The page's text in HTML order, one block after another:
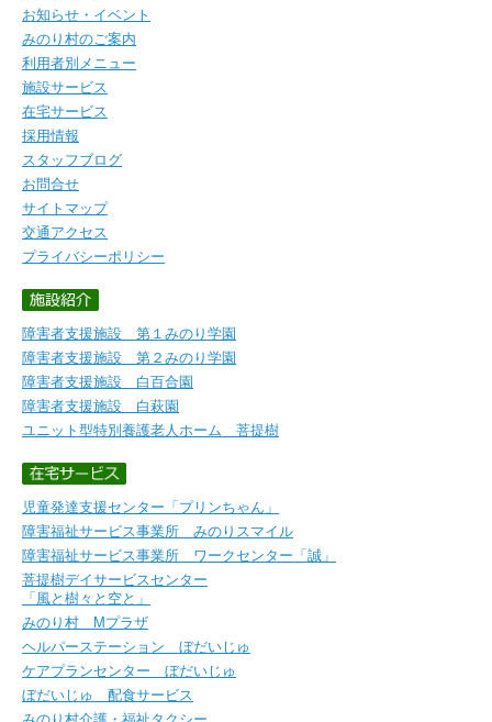
お知らせ・イベント
みのり村のご案内
利用者別メニュー
施設サービス
在宅サービス
採用情報
スタッフブログ
お問合せ
サイトマップ
交通アクセス
プライバシーポリシー
障害者支援施設 第１みのり学園
障害者支援施設 第２みのり学園
障害者支援施設 白百合園
障害者支援施設 白萩園
ユニット型特別養護老人ホーム 菩提樹
児童発達支援センター「プリンちゃん」
障害福祉サービス事業所 みのりスマイル
障害福祉サービス事業所 ワークセンター「誠」
菩提樹デイサービスセンター
「風と樹々と空と」
みのり村 Mプラザ
ヘルパーステーション ぼだいじゅ
ケアプランセンター ぼだいじゅ
ぼだいじゅ 配食サービス